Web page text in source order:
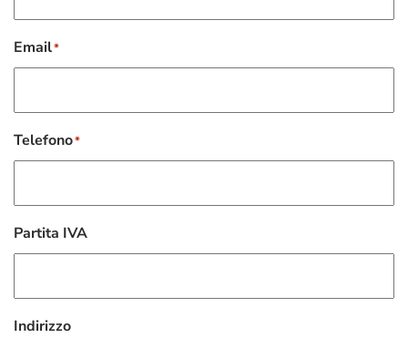
Email*
Telefono*
Partita IVA
Indirizzo